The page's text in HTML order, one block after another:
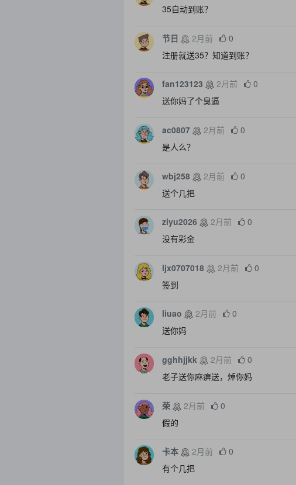
35自动到账？
节日 2月前
0
注册就送35？知道到账？
fan123123 2月前
0
送你妈了个臭逼
ac0807 2月前
0
是人么？
wbj258 2月前
0
送个几把
ziyu2026 2月前
0
没有彩金
ljx0707018 2月前
0
签到
liuao 2月前
0
送你妈
gghhjjkk 2月前
0
老子送你麻痹送，焯你妈
荣 2月前
0
假的
卡本 2月前
0
有个几把